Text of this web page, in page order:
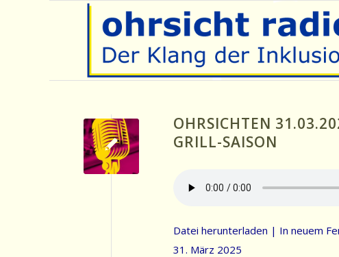
OHRSICHTEN
GRILL-SAISON
Datei herunterladen | In neuem
31. März 2025